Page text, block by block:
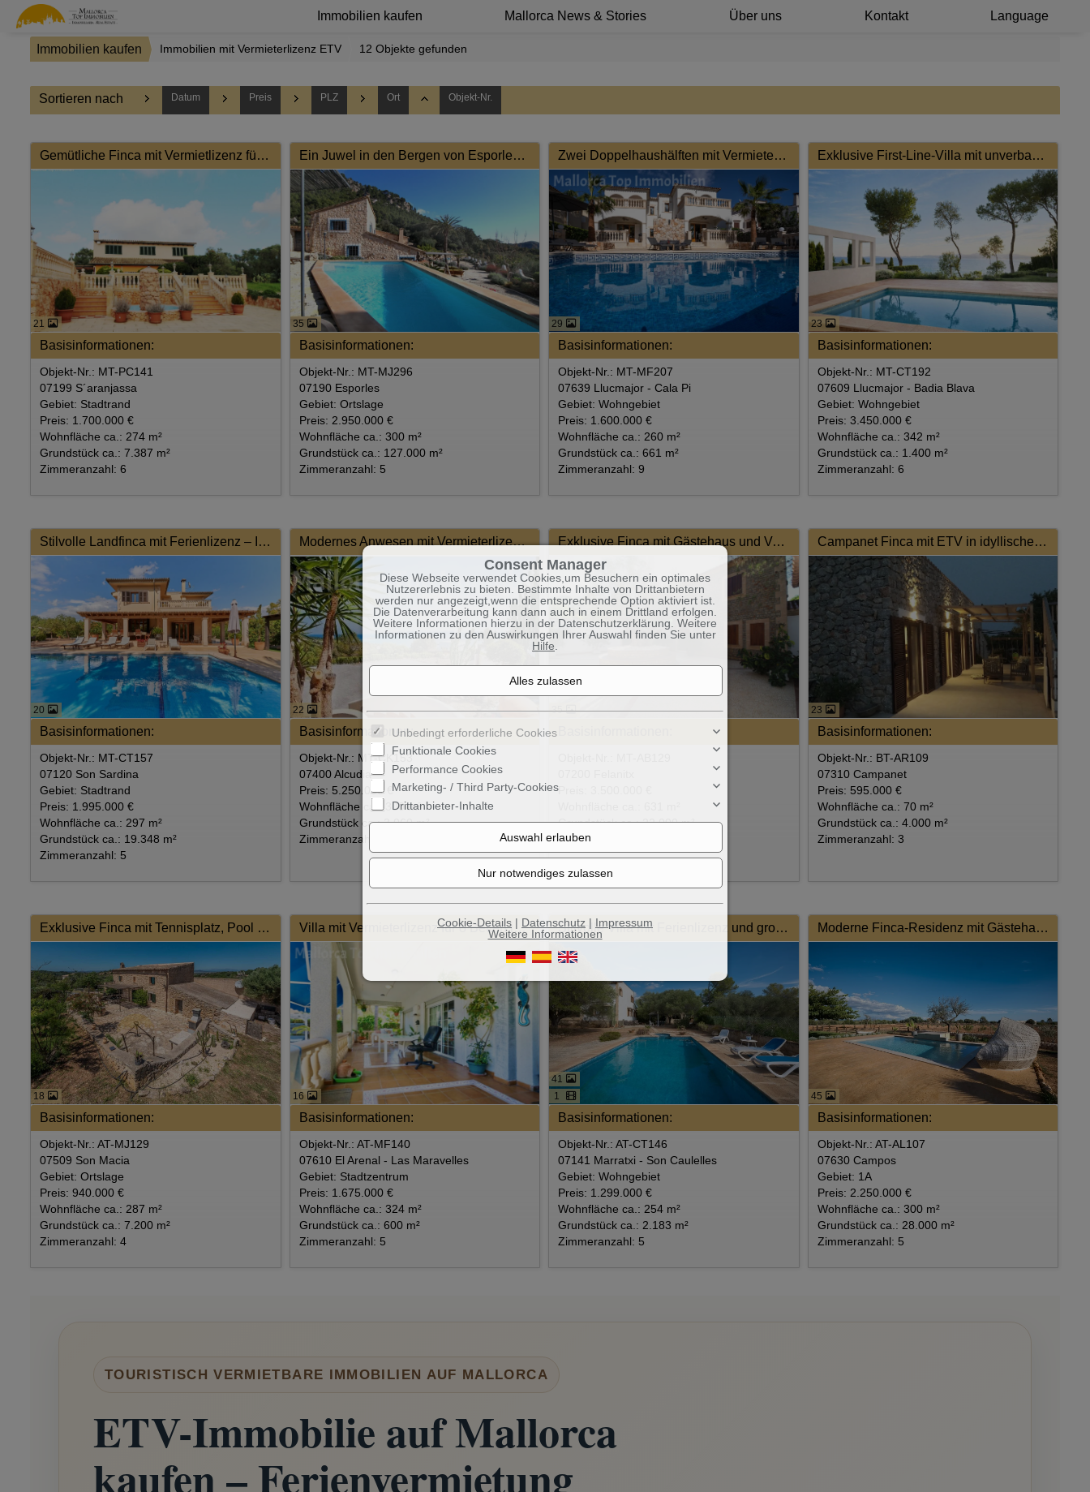
Immobilien kaufen Mallorca News & Stories Über uns Kontakt Language
Immobilien kaufen Immobilien mit Vermieterlizenz ETV 12 Objekte gefunden
Sortieren nach Datum Preis PLZ Ort Objekt-Nr.
Gemütliche Finca mit Vermietlizenz für 10 Gäste
21
Basisinformationen:
Objekt-Nr.: MT-PC141
07199 S´aranjassa
Gebiet: Stadtrand
Preis: 1.700.000 €
Wohnfläche ca.: 274 m²
Grundstück ca.: 7.387 m²
Zimmeranzahl: 6
Ein Juwel in den Bergen von Esporles mit Vermietungslizenz
35
Basisinformationen:
Objekt-Nr.: MT-MJ296
07190 Esporles
Gebiet: Ortslage
Preis: 2.950.000 €
Wohnfläche ca.: 300 m²
Grundstück ca.: 127.000 m²
Zimmeranzahl: 5
Zwei Doppelhaushälften mit Vermieterlizenz und Meerblick
29
Basisinformationen:
Objekt-Nr.: MT-MF207
07639 Llucmajor - Cala Pi
Gebiet: Wohngebiet
Preis: 1.600.000 €
Wohnfläche ca.: 260 m²
Grundstück ca.: 661 m²
Zimmeranzahl: 9
Exklusive First-Line-Villa mit unverbaubarem Meerblick und ETV
23
Basisinformationen:
Objekt-Nr.: MT-CT192
07609 Llucmajor - Badia Blava
Gebiet: Wohngebiet
Preis: 3.450.000 €
Wohnfläche ca.: 342 m²
Grundstück ca.: 1.400 m²
Zimmeranzahl: 6
Stilvolle Landfinca mit Ferienlizenz – Ihr privates Refugium in Son Sardina
20
Basisinformationen:
Objekt-Nr.: MT-CT157
07120 Son Sardina
Gebiet: Stadtrand
Preis: 1.995.000 €
Wohnfläche ca.: 297 m²
Grundstück ca.: 19.348 m²
Zimmeranzahl: 5
Modernes Anwesen mit Vermieterlizenz, Sportanlage und Restaurant
22
Basisinformationen:
Objekt-Nr.: MT-CK153
07400 Alcudia
Preis: 5.250.000 €
Wohnfläche ca.: 300 m²
Grundstück ca.: 3.060 m²
Zimmeranzahl: 8
Exklusive Finca mit Gästehaus und Vermietlizenz
35
Preis: 3.500.000 €
Grundstück ca.: 22.000 m²
Zimmeranzahl: 8
Campanet Finca mit ETV in idyllischer Lage
23
Basisinformationen:
Objekt-Nr.: BT-AR109
07310 Campanet
Preis: 595.000 €
Wohnfläche ca.: 70 m²
Grundstück ca.: 4.000 m²
Zimmeranzahl: 3
Exklusive Finca mit Tennisplatz, Pool und Ferienvermietungslizenz – Eine Oase der Ruhe und Eleganz
18
Basisinformationen:
Objekt-Nr.: AT-MJ129
07509 Son Macia
Gebiet: Ortslage
Preis: 940.000 €
Wohnfläche ca.: 287 m²
Grundstück ca.: 7.200 m²
Zimmeranzahl: 4
Villa mit Vermieterlizenz für 8 Betten in El Arenal
16
Basisinformationen:
Objekt-Nr.: AT-MF140
07610 El Arenal - Las Maravelles
Gebiet: Stadtzentrum
Preis: 1.675.000 €
Wohnfläche ca.: 324 m²
Grundstück ca.: 600 m²
Zimmeranzahl: 5
Stilvolle Villa mit Ferienlizenz und großzügigem Grundstück
1
41
Basisinformationen:
Objekt-Nr.: AT-CT146
07141 Marratxi - Son Caulelles
Gebiet: Wohngebiet
Preis: 1.299.000 €
Wohnfläche ca.: 254 m²
Grundstück ca.: 2.183 m²
Zimmeranzahl: 5
Moderne Finca-Residenz mit Gästehaus und ETV-Lizenz
45
Basisinformationen:
Objekt-Nr.: AT-AL107
07630 Campos
Gebiet: 1A
Preis: 2.250.000 €
Wohnfläche ca.: 300 m²
Grundstück ca.: 28.000 m²
Zimmeranzahl: 5
TOURISTISCH VERMIETBARE IMMOBILIEN AUF MALLORCA
ETV-Immobilie auf Mallorca
kaufen – Ferienvermietung
Consent Manager
Diese Webseite verwendet Cookies,um Besuchern ein optimales
Nutzererlebnis zu bieten. Bestimmte Inhalte von Drittanbietern
werden nur angezeigt,wenn die entsprechende Option aktiviert ist.
Die Datenverarbeitung kann dann auch in einem Drittland erfolgen.
Weitere Informationen hierzu in der Datenschutzerklärung. Weitere
Informationen zu den Auswirkungen Ihrer Auswahl finden Sie unter
Hilfe
Unbedingt erforderliche Cookies
Funktionale Cookies
Performance Cookies
Marketing- / Third Party-Cookies
Drittanbieter-Inhalte
Cookie-Details | Datenschutz | Impressum
Weitere Informationen
Consent Manager
HILFE
Um fortfahren zu können,müssen Sie eine Cookie-Auswahl
Nachfolgend erhalten Sie eine Erläuterung der
Optionen und ihrer Bedeutung.
Alles zulassen:
Jedes Cookie wie z.B. Tracking- und Analytische-Cookies
Drittanbieter-Inhalte.
Auswahl erlauben:
Es werden nur Drittanbieter-Inhalte oder die Cookie-
zugelassen die Sie in den Checkboxen angehakt
Nur notwendiges zulassen:
Es werden nur die technisch notwendigen Cookies
keine Drittanbieter-Inhalte.
Sie können Ihre Cookie-Einstellung jederzeit hier
Cookie-Details |Datenschutz